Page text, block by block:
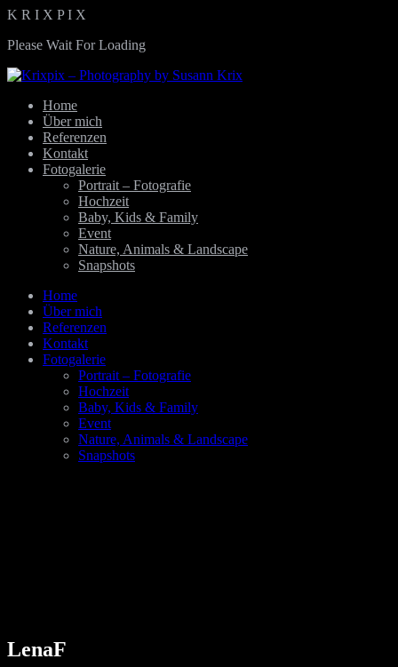
K R I X PI X
Please Wait For Loading
Home
Über mich
Referenzen
Kontakt
Fotogalerie
Portrait – Fotografie
Hochzeit
Baby, Kids & Family
Event
Nature, Animals & Landscape
Snapshots
Home
Über mich
Referenzen
Kontakt
Fotogalerie
Portrait – Fotografie
Hochzeit
Baby, Kids & Family
Event
Nature, Animals & Landscape
Snapshots
LenaF